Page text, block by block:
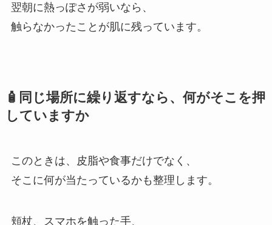
翌朝に熱っぽさが弱いなら、
触らなかったことが肌に残っています。
🧴同じ場所に繰り返すなら、何がそこを押
していますか
このときは、皮脂や食事だけでなく、
そこに何が当たっているかも整理します。
頬杖、スマホを触った手、